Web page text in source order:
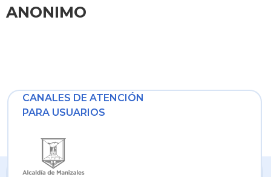
ANONIMO
CANALES DE ATENCIÓN
PARA USUARIOS